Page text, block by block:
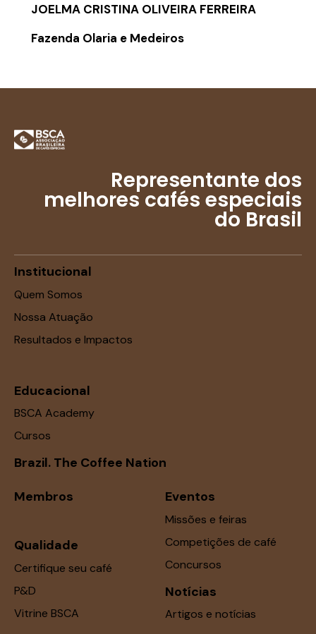
JOELMA CRISTINA OLIVEIRA FERREIRA
Fazenda Olaria e Medeiros
Representante dos
melhores cafés especiais
do Brasil
Institucional
Quem Somos
Nossa Atuação
Resultados e Impactos
Educacional
BSCA Academy
Cursos
Brazil. The Coffee Nation
Membros
Qualidade
Certifique seu café
P&D
Vitrine BSCA
Eventos
Missões e feiras
Competições de café
Concursos
Notícias
Artigos e notícias